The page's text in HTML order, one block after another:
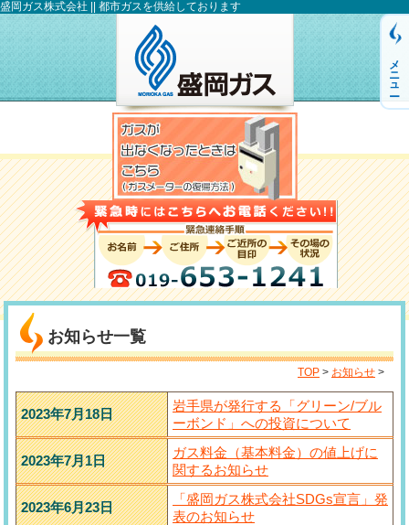
盛岡ガス株式会社 || 都市ガスを供給しております
メニュー
お知らせ一覧
TOP > お知らせ >
2023年7月18日
岩手県が発行する「グリーン/ブル
ーボンド」への投資について
2023年7月1日
ガス料金（基本料金）の値上げに
関するお知らせ
2023年6月23日
「盛岡ガス株式会社SDGs宣言」発
表のお知らせ